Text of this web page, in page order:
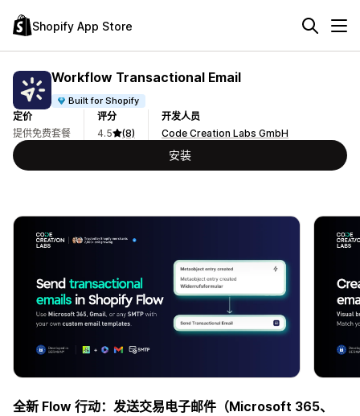
Shopify App Store
Workflow Transactional Email
Built for Shopify
定价
提供免费套餐
评分
4.5
(8)
开发人员
Code Creation Labs GmbH
安装
全新 Flow 行动：发送交易电子邮件（Microsoft 365、